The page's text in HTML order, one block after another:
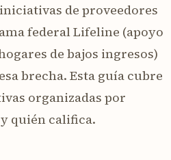
de proveedores
federal Lifeline (apoyo
de bajos ingresos)
brecha. Esta guía cubre
organizadas por
quién califica.